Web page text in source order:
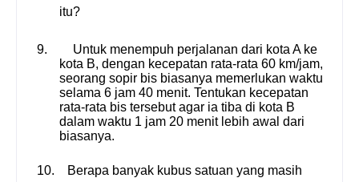
itu?
9.
Untuk menempuh perjalanan dari kota A ke
kota B, dengan kecepatan rata-rata 60 km/jam,
seorang sopir bis biasanya memerlukan waktu
selama 6 jam 40 menit. Tentukan kecepatan
rata-rata bis tersebut agar ia tiba di kota B
dalam waktu 1 jam 20 menit lebih awal dari
biasanya.
10.
Berapa banyak kubus satuan yang masih